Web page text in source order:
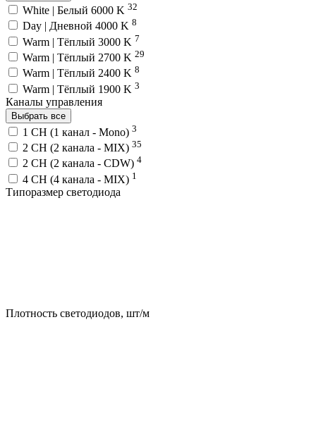
White | Белый 6000 K 32
Day | Дневной 4000 K 8
Warm | Тёплый 3000 K 7
Warm | Тёплый 2700 K 29
Warm | Тёплый 2400 K 8
Warm | Тёплый 1900 K 3
Каналы управления
Выбрать все
1 CH (1 канал - Mono) 3
2 CH (2 канала - MIX) 35
2 CH (2 канала - CDW) 4
4 CH (4 канала - MIX) 1
Типоразмер светодиода
Плотность светодиодов, шт/м